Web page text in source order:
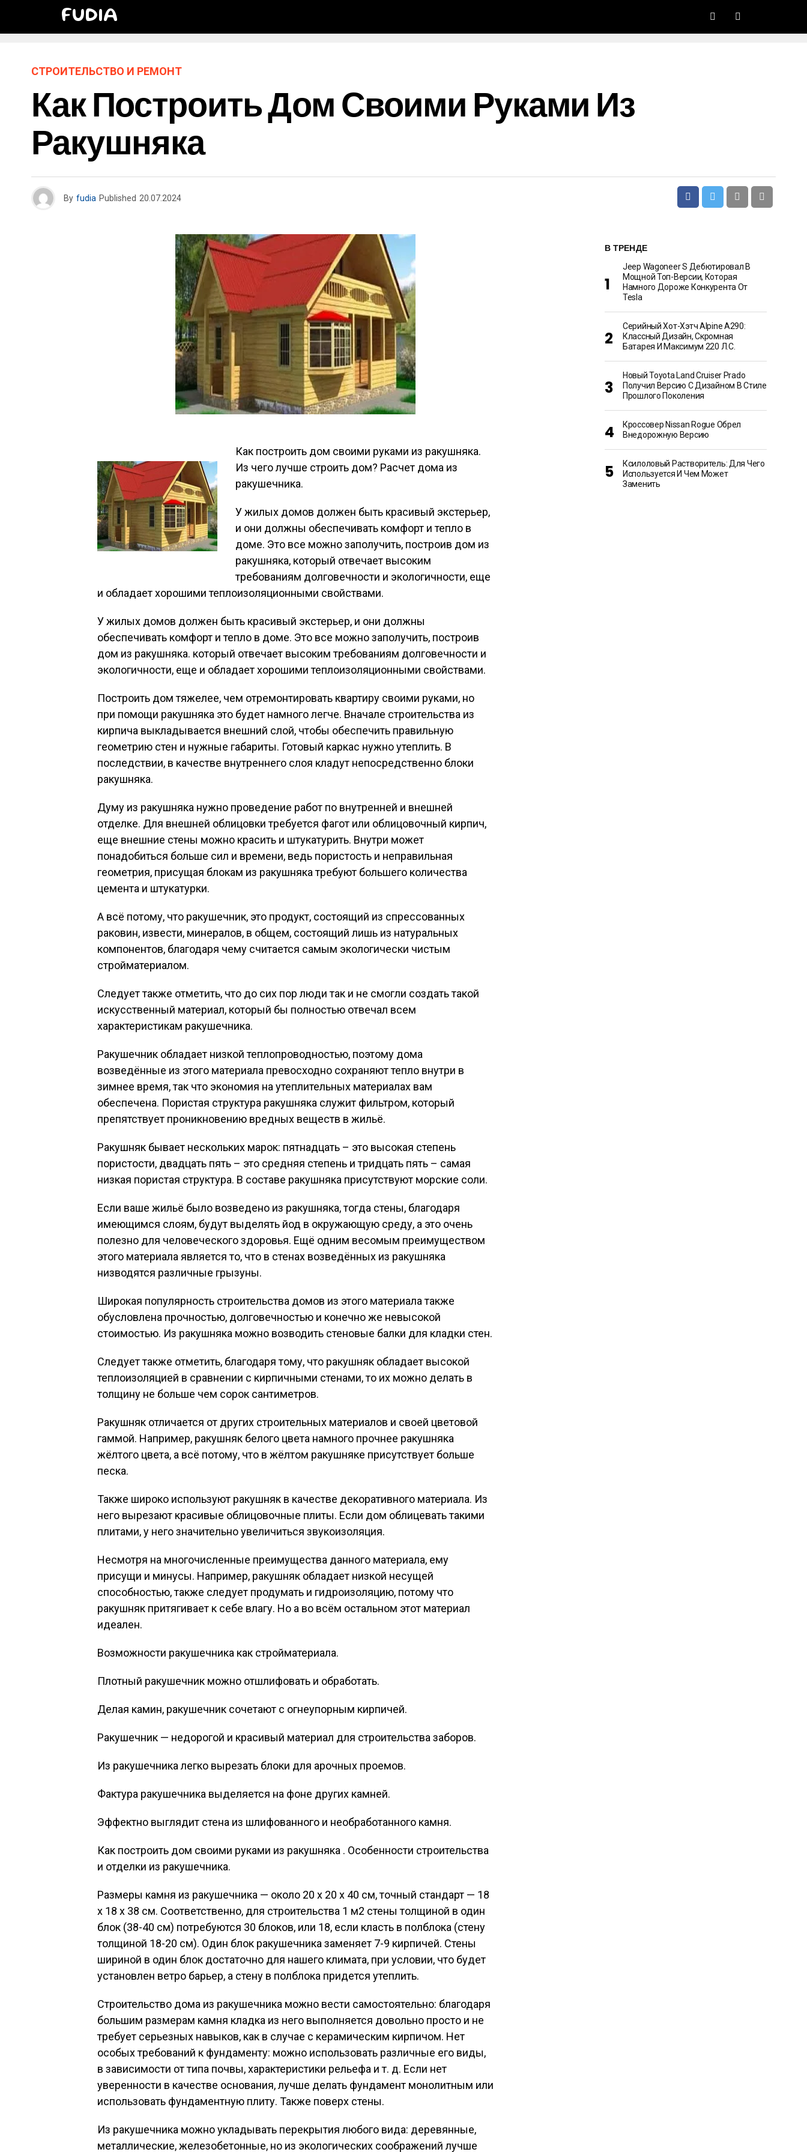
FUDIA
СТРОИТЕЛЬСТВО И РЕМОНТ
Как Построить Дом Своими Руками Из
Ракушняка
By fudia Published 20.07.2024
Как построить дом своими руками из ракушняка.
Из чего лучше строить дом? Расчет дома из
ракушечника.
У жилых домов должен быть красивый экстерьер,
и они должны обеспечивать комфорт и тепло в
доме. Это все можно заполучить, построив дом из
ракушняка, который отвечает высоким
требованиям долговечности и экологичности, еще
и обладает хорошими теплоизоляционными свойствами.
У жилых домов должен быть красивый экстерьер, и они должны
обеспечивать комфорт и тепло в доме. Это все можно заполучить, построив
дом из ракушняка. который отвечает высоким требованиям долговечности и
экологичности, еще и обладает хорошими теплоизоляционными свойствами.
Построить дом тяжелее, чем отремонтировать квартиру своими руками, но
при помощи ракушняка это будет намного легче. Вначале строительства из
кирпича выкладывается внешний слой, чтобы обеспечить правильную
геометрию стен и нужные габариты. Готовый каркас нужно утеплить. В
последствии, в качестве внутреннего слоя кладут непосредственно блоки
ракушняка.
Думу из ракушняка нужно проведение работ по внутренней и внешней
отделке. Для внешней облицовки требуется фагот или облицовочный кирпич,
еще внешние стены можно красить и штукатурить. Внутри может
понадобиться больше сил и времени, ведь пористость и неправильная
геометрия, присущая блокам из ракушняка требуют большего количества
цемента и штукатурки.
А всё потому, что ракушечник, это продукт, состоящий из спрессованных
раковин, извести, минералов, в общем, состоящий лишь из натуральных
компонентов, благодаря чему считается самым экологически чистым
стройматериалом.
Следует также отметить, что до сих пор люди так и не смогли создать такой
искусственный материал, который бы полностью отвечал всем
характеристикам ракушечника.
Ракушечник обладает низкой теплопроводностью, поэтому дома
возведённые из этого материала превосходно сохраняют тепло внутри в
зимнее время, так что экономия на утеплительных материалах вам
обеспечена. Пористая структура ракушняка служит фильтром, который
препятствует проникновению вредных веществ в жильё.
Ракушняк бывает нескольких марок: пятнадцать – это высокая степень
пористости, двадцать пять – это средняя степень и тридцать пять – самая
низкая пористая структура. В составе ракушняка присутствуют морские соли.
Если ваше жильё было возведено из ракушняка, тогда стены, благодаря
имеющимся слоям, будут выделять йод в окружающую среду, а это очень
полезно для человеческого здоровья. Ещё одним весомым преимуществом
этого материала является то, что в стенах возведённых из ракушняка
низводятся различные грызуны.
Широкая популярность строительства домов из этого материала также
обусловлена прочностью, долговечностью и конечно же невысокой
стоимостью. Из ракушняка можно возводить стеновые балки для кладки стен.
Следует также отметить, благодаря тому, что ракушняк обладает высокой
теплоизоляцией в сравнении с кирпичными стенами, то их можно делать в
толщину не больше чем сорок сантиметров.
Ракушняк отличается от других строительных материалов и своей цветовой
гаммой. Например, ракушняк белого цвета намного прочнее ракушняка
жёлтого цвета, а всё потому, что в жёлтом ракушняке присутствует больше
песка.
Также широко используют ракушняк в качестве декоративного материала. Из
него вырезают красивые облицовочные плиты. Если дом облицевать такими
плитами, у него значительно увеличиться звукоизоляция.
Несмотря на многочисленные преимущества данного материала, ему
присущи и минусы. Например, ракушняк обладает низкой несущей
способностью, также следует продумать и гидроизоляцию, потому что
ракушняк притягивает к себе влагу. Но а во всём остальном этот материал
идеален.
Возможности ракушечника как стройматериала.
Плотный ракушечник можно отшлифовать и обработать.
Делая камин, ракушечник сочетают с огнеупорным кирпичей.
Ракушечник — недорогой и красивый материал для строительства заборов.
Из ракушечника легко вырезать блоки для арочных проемов.
Фактура ракушечника выделяется на фоне других камней.
Эффектно выглядит стена из шлифованного и необработанного камня.
Как построить дом своими руками из ракушняка . Особенности строительства
и отделки из ракушечника.
Размеры камня из ракушечника — около 20 х 20 х 40 см, точный стандарт — 18
х 18 х 38 см. Соответственно, для строительства 1 м2 стены толщиной в один
блок (38-40 см) потребуются 30 блоков, или 18, если класть в полблока (стену
толщиной 18-20 см). Один блок ракушечника заменяет 7-9 кирпичей. Стены
шириной в один блок достаточно для нашего климата, при условии, что будет
установлен ветро барьер, а стену в полблока придется утеплить.
Строительство дома из ракушечника можно вести самостоятельно: благодаря
большим размерам камня кладка из него выполняется довольно просто и не
требует серьезных навыков, как в случае с керамическим кирпичом. Нет
особых требований к фундаменту: можно использовать различные его виды,
в зависимости от типа почвы, характеристики рельефа и т. д. Если нет
уверенности в качестве основания, лучше делать фундамент монолитным или
использовать фундаментную плиту. Также поверх стены.
Из ракушечника можно укладывать перекрытия любого вида: деревянные,
металлические, железобетонные, но из экологических соображений лучше
В ТРЕНДЕ
Jeep Wagoneer S Дебютировал В
Мощной Топ-Версии, Которая
Намного Дороже Конкурента От
Tesla
Серийный Хот-Хэтч Alpine A290:
Классный Дизайн, Скромная
Батарея И Максимум 220 Л.с.
Новый Toyota Land Cruiser Prado
Получил Версию С Дизайном В Стиле
Прошлого Поколения
Кроссовер Nissan Rogue Обрел
Внедорожную Версию
Ксилоловый Растворитель: Для Чего
Используется И Чем Может
Заменить